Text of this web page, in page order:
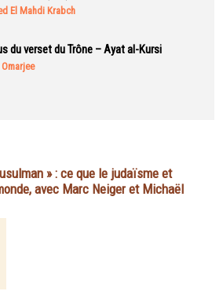
El Mahdi Krabch
du verset du Trône – Ayat al-Kursi
» : ce que le judaïsme et
avec Marc Neiger et Michaël